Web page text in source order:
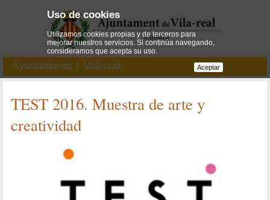
Ayuntamiento Valencià
TEST 2016. Muestra de arte y
creatividad
Uso de cookies
Utilizamos cookies propias y de terceros para
mejorar nuestros servicios. Si continúa navegando,
consideramos que acepta su uso.
Aceptar